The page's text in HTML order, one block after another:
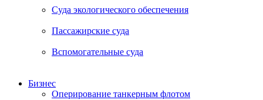
Суда экологического обеспечения
Пассажирские суда
Вспомогательные суда
Бизнес
Оперирование танкерным флотом